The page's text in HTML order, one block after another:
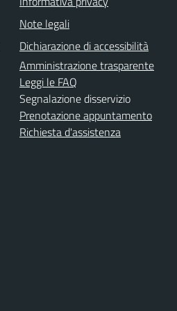
Note legali
Dichiarazione di accessibilità
Amministrazione trasparente
Leggi le FAQ
Segnalazione disservizio
Prenotazione appuntamento
Richiesta d'assistenza